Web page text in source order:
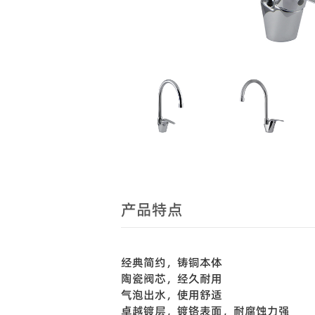
产品特点
经典简约，铸铜本体
陶瓷阀芯，经久耐用
气泡出水，使用舒适
卓越镀层，镀铬表面，耐腐蚀力强